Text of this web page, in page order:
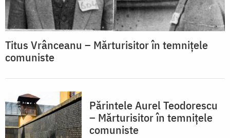
Titus Vrânceanu – Mărturisitor în temnițele
comuniste
Părintele Aurel Teodorescu
– Mărturisitor în temnițele
comuniste